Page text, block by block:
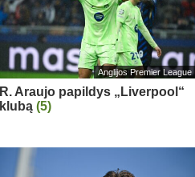
Anglijos Premier League
R. Araujo papildys „Liverpool“
klubą (5)